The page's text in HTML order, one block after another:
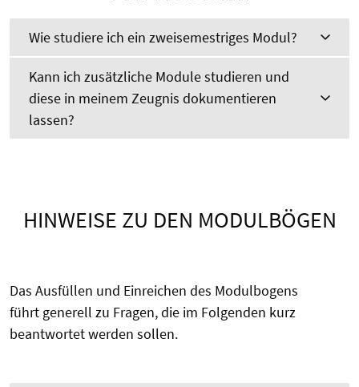
Wie studiere ich ein zweisemestriges Modul?
Kann ich zusätzliche Module studieren und
diese in meinem Zeugnis dokumentieren
lassen?
HINWEISE ZU DEN MODULBÖGEN
Das Ausfüllen und Einreichen des Modulbogens
führt generell zu Fragen, die im Folgenden kurz
beantwortet werden sollen.